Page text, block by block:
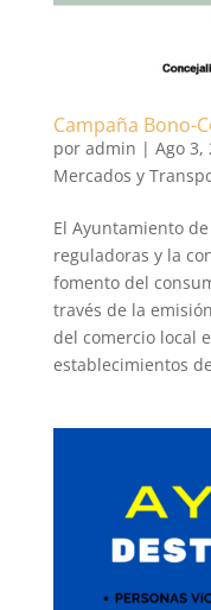
Campaña Bono-
por admin | Ago 3,
Mercados y
El Ayuntamiento
reguladoras y la
fomento del
través de la
del comercio local
establecimientos